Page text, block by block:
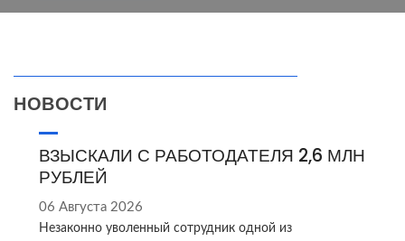
НОВОСТИ
ВЗЫСКАЛИ С РАБОТОДАТЕЛЯ 2,6 МЛН
РУБЛЕЙ
06 Августа 2026
Незаконно уволенный сотрудник одной из